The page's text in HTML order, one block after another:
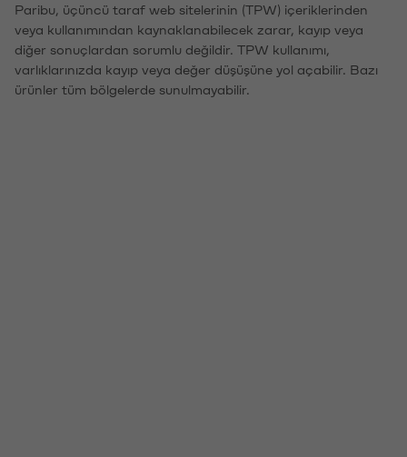
Paribu, üçüncü taraf web sitelerinin (TPW) içeriklerinden
veya kullanımından kaynaklanabilecek zarar, kayıp veya
diğer sonuçlardan sorumlu değildir. TPW kullanımı,
varlıklarınızda kayıp veya değer düşüşüne yol açabilir. Bazı
ürünler tüm bölgelerde sunulmayabilir.